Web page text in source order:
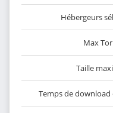
Hébergeurs
Max
Taille
Temps de